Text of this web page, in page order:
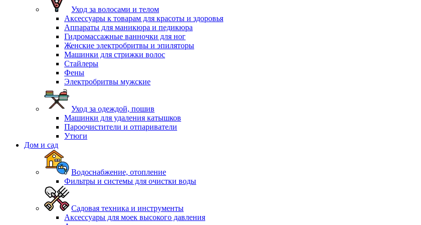
Уход за волосами и телом
Аксессуары к товарам для красоты и здоровья
Аппараты для маникюра и педикюра
Гидромассажные ванночки для ног
Женские электробритвы и эпиляторы
Машинки для стрижки волос
Стайлеры
Фены
Электробритвы мужские
Уход за одеждой, пошив
Машинки для удаления катышков
Пароочистители и отпариватели
Утюги
Дом и сад
Водоснабжение, отопление
Фильтры и системы для очистки воды
Садовая техника и инструменты
Аксессуары для моек высокого давления